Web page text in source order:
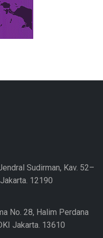
Sudirman, Kav. 52–
12190
No. 28, Halim Perdana
Jakarta. 13610